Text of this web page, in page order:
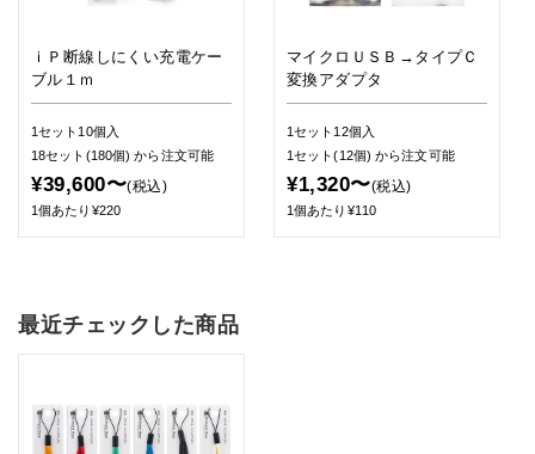
ｉＰ断線しにくい充電ケー
ブル１ｍ
1セット10個入
18セット(180個)から注文可能
¥39,600〜(税込)
1個あたり¥220
マイクロＵＳＢ→タイプＣ
変換アダプタ
1セット12個入
1セット(12個)から注文可能
¥1,320〜(税込)
1個あたり¥110
最近チェックした商品